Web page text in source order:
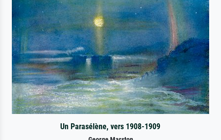
Un Parasélène, vers 1908-1909